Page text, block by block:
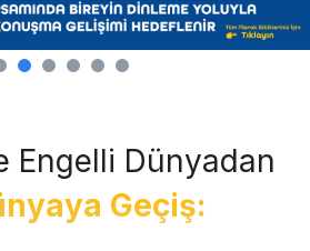
Engelli Dünyadan
Geçiş: